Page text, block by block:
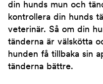
din hunds mun och
kontrollera din hunds
veterinär. Så om din
tänderna är välskötta
hunden få tillbaka sin
tänderna bättre.